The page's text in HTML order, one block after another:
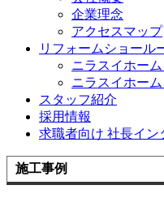
企業理念
アクセスマップ
リフォームショール
ニラスイホー
ニラスイホー
スタッフ紹介
採用情報
求職者向け 社長イン
施工事例